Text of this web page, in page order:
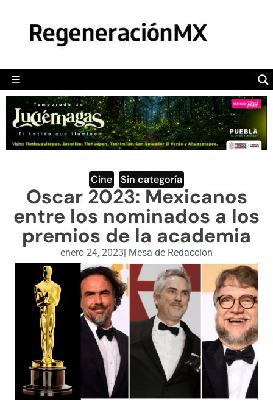
☰
POLÍTICA
CAMALEÓN
OPINIÓN
DEPORTES
ENGLISH SECTION
VIDEOS
Cine Sin categoría
Oscar 2023: Mexicanos
entre los nominados a los
premios de la academia
enero 24, 2023| Mesa de Redaccion